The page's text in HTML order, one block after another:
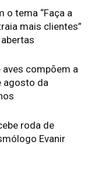
o tema “Faça a
mais clientes”
aves compõem a
agosto da
roda de
Evanir